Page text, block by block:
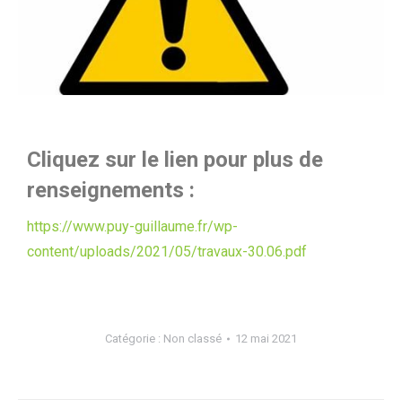
Cliquez sur le lien pour plus de
renseignements :
https://www.puy-guillaume.fr/wp-
content/uploads/2021/05/travaux-30.06.pdf
Catégorie : Non classé 12 mai 2021